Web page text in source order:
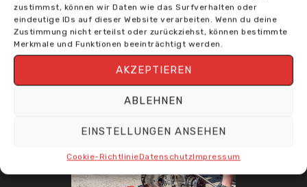
zustimmst, können wir Daten wie das Surfverhalten oder
eindeutige IDs auf dieser Website verarbeiten. Wenn du deine
Zustimmung nicht erteilst oder zurückziehst, können bestimmte
Merkmale und Funktionen beeinträchtigt werden.
AKZEPTIEREN
ABLEHNEN
EINSTELLUNGEN ANSEHEN
Cookie-RichtlinieDatenschutzImpressum